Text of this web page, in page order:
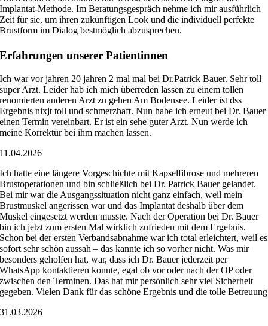
Implantat-Methode. Im Beratungsgespräch nehme ich mir ausführlich
Zeit für sie, um ihren zukünftigen Look und die individuell perfekte
Brustform im Dialog bestmöglich abzusprechen.
Erfahrungen unserer Patientinnen
Ich war vor jahren 20 jahren 2 mal mal bei Dr.Patrick Bauer. Sehr toll
super Arzt. Leider hab ich mich überreden lassen zu einem tollen
renomierten anderen Arzt zu gehen Am Bodensee. Leider ist dss
Ergebnis nixjt toll und schmerzhaft. Nun habe ich erneut bei Dr. Bauer
einen Termin vereinbart. Er ist ein sehe guter Arzt. Nun werde ich
meine Korrektur bei ihm machen lassen.
11.04.2026
Ich hatte eine längere Vorgeschichte mit Kapselfibrose und mehreren
Brustoperationen und bin schließlich bei Dr. Patrick Bauer gelandet.
Bei mir war die Ausgangssituation nicht ganz einfach, weil mein
Brustmuskel angerissen war und das Implantat deshalb über dem
Muskel eingesetzt werden musste. Nach der Operation bei Dr. Bauer
bin ich jetzt zum ersten Mal wirklich zufrieden mit dem Ergebnis.
Schon bei der ersten Verbandsabnahme war ich total erleichtert, weil es
sofort sehr schön aussah – das kannte ich so vorher nicht. Was mir
besonders geholfen hat, war, dass ich Dr. Bauer jederzeit per
WhatsApp kontaktieren konnte, egal ob vor oder nach der OP oder
zwischen den Terminen. Das hat mir persönlich sehr viel Sicherheit
gegeben. Vielen Dank für das schöne Ergebnis und die tolle Betreuung
31.03.2026